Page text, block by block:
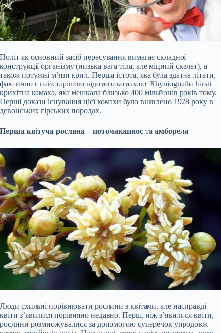
Політ як основний засіб пересування вимагає складної
конструкції організму (низька вага тіла, але міцний скелет), а
також потужні м’язи крил. Перша істота, яка була здатна літати,
фактично є найстарішою відомою комахою. Rhyniognatha hirsti
крихітна комаха, яка мешкала близько 400 мільйонів років тому.
Перші докази існування цієї комахи було виявлено 1928 року в
девонських гірських породах.
Перша квітуча рослина – потомакапнос та амборела
Люди схильні порівнювати рослини з квітами, але насправді
квіти з’явилися порівняно недавно. Перш, ніж з’явилися квіти,
рослини розмножувалися за допомогою суперечок упродовж